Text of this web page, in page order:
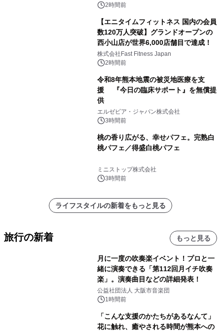
2時間前
【エニタイムフィットネス 国内の会員
数120万人突破】グランドオープンの
西小山店が世界6,000店舗目で達成！
株式会社Fast Fitness Japan
2時間前
令和8年熊本地震の被災地医療を支
援 『今日の臨床サポート』を無償提
供
エルゼビア・ジャパン株式会社
3時間前
桃の香り広がる、幸せパフェ。完熟白
桃パフェ／得盛白桃パフェ
ミニストップ株式会社
3時間前
ライフスタイルの新着をもっと見る
旅行の新着 もっと見る
月に一度の吹奏楽イベント！プロと一
緒に演奏できる「第112回月イチ吹奏
楽」。演奏曲目などの詳細発表！
公益社団法人 大阪市音楽団
1時間前
「こんな支援のかたちがあるなんて」
花に触れ、癒やされる時間が熊本への